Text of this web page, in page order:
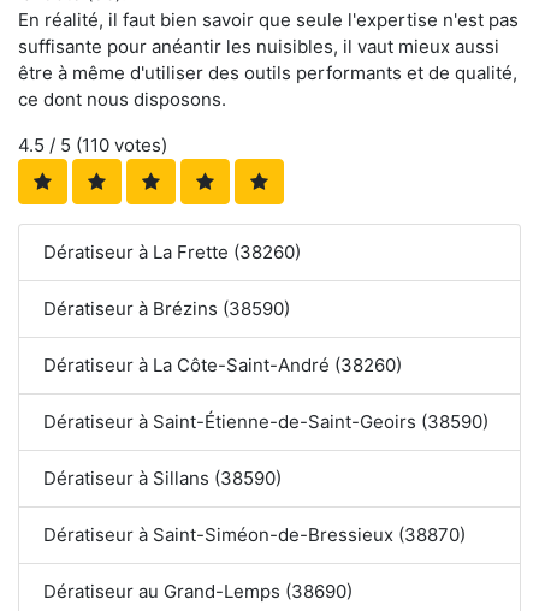
En réalité, il faut bien savoir que seule l'expertise n'est pas
suffisante pour anéantir les nuisibles, il vaut mieux aussi
être à même d'utiliser des outils performants et de qualité,
ce dont nous disposons.
4.5 / 5 (110 votes)
Dératiseur à La Frette (38260)
Dératiseur à Brézins (38590)
Dératiseur à La Côte-Saint-André (38260)
Dératiseur à Saint-Étienne-de-Saint-Geoirs (38590)
Dératiseur à Sillans (38590)
Dératiseur à Saint-Siméon-de-Bressieux (38870)
Dératiseur au Grand-Lemps (38690)